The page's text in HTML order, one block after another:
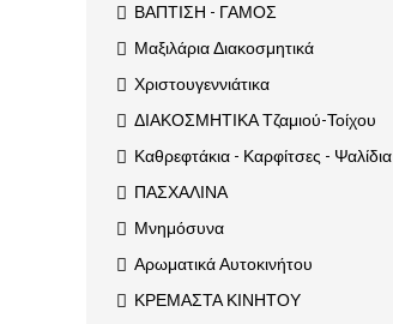
ΒΑΠΤΙΣΗ - ΓΑΜΟΣ
Μαξιλάρια Διακοσμητικά
Χριστουγεννιάτικα
ΔΙΑΚΟΣΜΗΤΙΚΑ Τζαμιού-Τοίχου
Καθρεφτάκια - Καρφίτσες - Ψαλίδια
ΠΑΣΧΑΛΙΝΑ
Μνημόσυνα
Αρωματικά Αυτοκινήτου
ΚΡΕΜΑΣΤΑ ΚΙΝΗΤΟΥ